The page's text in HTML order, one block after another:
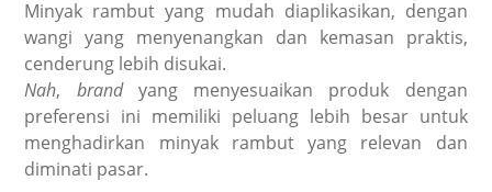
Minyak rambut yang mudah diaplikasikan, dengan
wangi yang menyenangkan dan kemasan praktis,
cenderung lebih disukai.
Nah, brand yang menyesuaikan produk dengan
preferensi ini memiliki peluang lebih besar untuk
menghadirkan minyak rambut yang relevan dan
diminati pasar.